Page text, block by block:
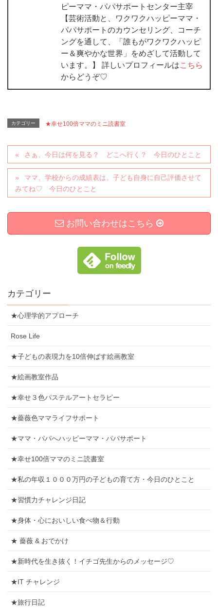
ピーママ・パパサポートセンター主宰
【芸術活動と、ワクワクハッピーママ・
パパサポートのカウンセリング、コーチ
ングを通して、「誰もがワクワクハッピ
ー＆爽やかな世界」をめざして活動して
います。】 詳しいプロフィールはこちら
からどうぞ♡
カテゴリー ★幸せ100倍ママのミニ読書室
さぁ、今日は何を見る？ どこへ行く？ 今日のひとこと
ママ、学校からの成績表は、子ども自身に自己評価させて
みてね♡ 今日のひとこと
お問い合わせはこちら
カテゴリー
★心理学的アプローチ
Rose Life
★子どもの表現力を10倍伸ばす絵画教室
★絵画教室作品
★幸せ３色パステルアートセラピー
★薔薇色ママライフサポート
★ママ・パパへハッピーママ・パパサポート
★幸せ100倍ママのミニ読書室
★私の年収１０００万円の子どもの育て方・今日のひとこと
★習慣力チャレンジ日記
★身体・心においしい食べ物＆行動
★ 薔薇 & おでかけ
★新時代を生き抜く！イチゴ先生からのメッセージ♡
★IT チャレンジ
★旅行日記